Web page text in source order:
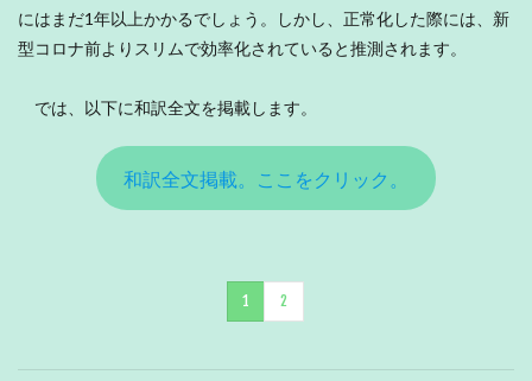
にはまだ1年以上かかるでしょう。しかし、正常化した際には、新
型コロナ前よりスリムで効率化されていると推測されます。
では、以下に和訳全文を掲載します。
和訳全文掲載。ここをクリック。
1 2